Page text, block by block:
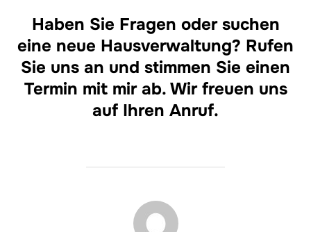
Haben Sie Fragen oder suchen
eine neue Hausverwaltung? Rufen
Sie uns an und stimmen Sie einen
Termin mit mir ab. Wir freuen uns
auf Ihren Anruf.
BEITRAGSAUTOR